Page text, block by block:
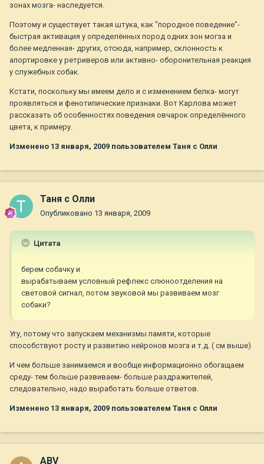
зонах мозга- наследуется.
Поэтому и существует такая штука, как "породное поведение"-
быстрая активация у определённых пород одних зон могза и
более медленная- других, отсюда, например, склонность к
апортировке у ретриверов или активно- оборонительная реакция
у служебных собак.
Кстати, поскольку мы имеем дело и с изменением белка- могут
проявляться и фенотипические признаки. Вот Карлова может
рассказать об особенностях поведения овчарок определённого
цвета, к примеру.
Изменено 13 января, 2009 пользователем Таня с Олли
Таня с Олли
Опубликовано 13 января, 2009
Цитата
берем собачку и
вырабатываем условный рефлекс слюноотделения на
световой сигнал, потом звуковой мы развиваем мозг
собаки?
Угу, потому что запускаем механизмы памяти, которые
способствуют росту и развитию нейронов мозга и т.д. ( см выше)
И чем больше занимаемся и вообще информационно обогащаем
среду- тем больше развиваем- больше раздражителей,
следовательно, надо выработать больше ответов.
Изменено 13 января, 2009 пользователем Таня с Олли
ABV